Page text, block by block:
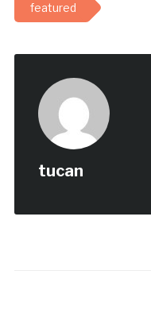
featured
tucan